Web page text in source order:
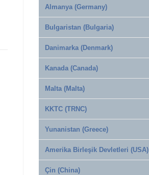
Almanya (Germany)
Bulgaristan (Bulgaria)
Danimarka (Denmark)
Kanada (Canada)
Malta (Malta)
KKTC (TRNC)
Yunanistan (Greece)
Amerika Birleşik Devletleri (USA)
Çin (China)